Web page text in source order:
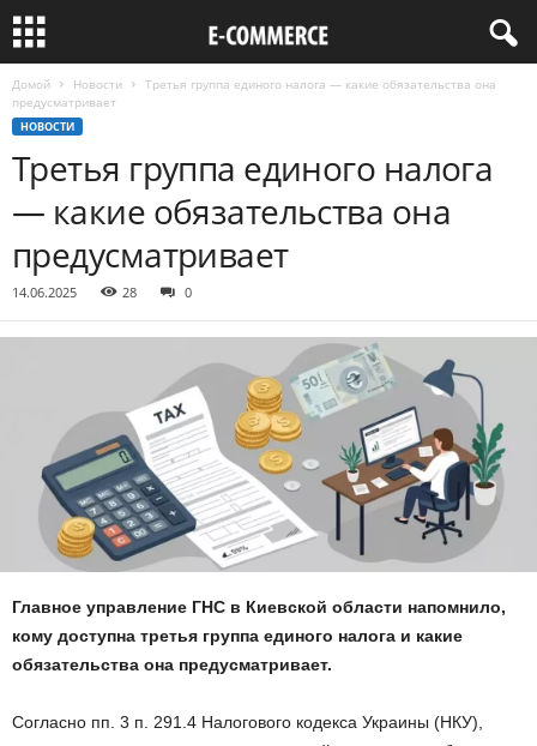
Домой Новости
Третья группа единого налога — какие обязательства она
предусматривает
НОВОСТИ
Третья группа единого налога
— какие обязательства она
предусматривает
14.06.2025 28 0
Главное управление ГНС в Киевской области напомнило,
кому доступна третья группа единого налога и какие
обязательства она предусматривает.
Согласно пп. 3 п. 291.4 Налогового кодекса Украины (НКУ),